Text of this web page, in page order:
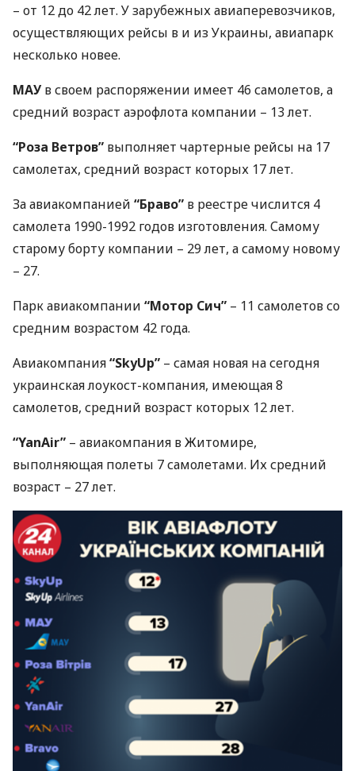
– от 12 до 42 лет. У зарубежных авиаперевозчиков,
осуществляющих рейсы в и из Украины, авиапарк
несколько новее.
МАУ в своем распоряжении имеет 46 самолетов, а
средний возраст аэрофлота компании – 13 лет.
“Роза Ветров” выполняет чартерные рейсы на 17
самолетах, средний возраст которых 17 лет.
За авиакомпанией “Браво” в реестре числится 4
самолета 1990-1992 годов изготовления. Самому
старому борту компании – 29 лет, а самому новому
– 27.
Парк авиакомпании “Мотор Сич” – 11 самолетов со
средним возрастом 42 года.
Авиакомпания“SkyUp” – самая новая на сегодня
украинская лоукост-компания, имеющая 8
самолетов, средний возраст которых 12 лет.
“YanAir” – авиакомпания в Житомире,
выполняющая полеты 7 самолетами. Их средний
возраст – 27 лет.